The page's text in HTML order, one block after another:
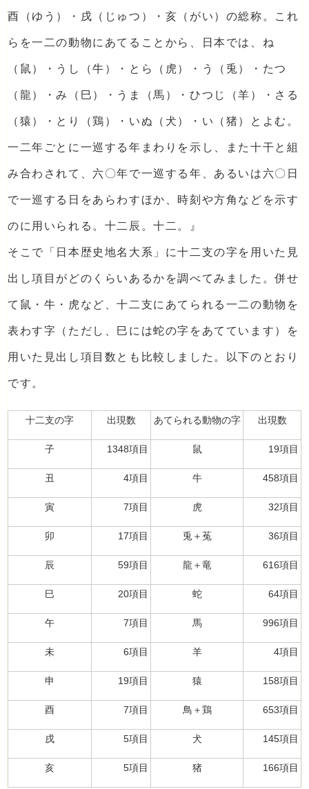
酉（ゆう）・戌（じゅつ）・亥（がい）の総称。これ
らを一二の動物にあてることから、日本では、ね
（鼠）・うし（牛）・とら（虎）・う（兎）・たつ
（龍）・み（巳）・うま（馬）・ひつじ（羊）・さる
（猿）・とり（鶏）・いぬ（犬）・い（猪）とよむ。
一二年ごとに一巡する年まわりを示し、また十干と組
み合わされて、六〇年で一巡する年、あるいは六〇日
で一巡する日をあらわすほか、時刻や方角などを示す
のに用いられる。十二辰。十二。』
そこで「日本歴史地名大系」に十二支の字を用いた見
出し項目がどのくらいあるかを調べてみました。併せ
て鼠・牛・虎など、十二支にあてられる一二の動物を
表わす字（ただし、巳には蛇の字をあてています）を
用いた見出し項目数とも比較しました。以下のとおり
です。
十二支の字 出現数 あてられる動物の字 出現数
子 1348項目 鼠 19項目
丑 4項目 牛 458項目
寅 7項目 虎 32項目
卯 17項目 兎＋菟 36項目
辰 59項目 龍＋竜 616項目
巳 20項目 蛇 64項目
午 7項目 馬 996項目
未 6項目 羊 4項目
申 19項目 猿 158項目
酉 7項目 鳥＋鶏 653項目
戌 5項目 犬 145項目
亥 5項目 猪 166項目